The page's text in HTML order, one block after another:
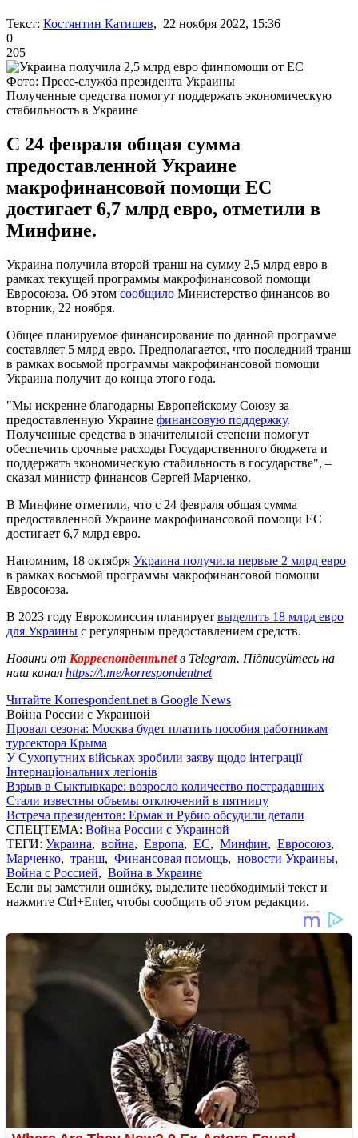
Текст: Костянтин Катишев, 22 ноября 2022, 15:36
0
205
Фото: Пресс-служба президента Украины
Полученные средства помогут поддержать экономическую
стабильность в Украине
С 24 февраля общая сумма
предоставленной Украине
макрофинансовой помощи ЕС
достигает 6,7 млрд евро, отметили в
Минфине.
Украина получила второй транш на сумму 2,5 млрд евро в
рамках текущей программы макрофинансовой помощи
Евросоюза. Об этом сообщило Министерство финансов во
вторник, 22 ноября.
Общее планируемое финансирование по данной программе
составляет 5 млрд евро. Предполагается, что последний транш
в рамках восьмой программы макрофинансовой помощи
Украина получит до конца этого года.
"Мы искренне благодарны Европейскому Союзу за
предоставленную Украине финансовую поддержку.
Полученные средства в значительной степени помогут
обеспечить срочные расходы Государственного бюджета и
поддержать экономическую стабильность в государстве", –
сказал министр финансов Сергей Марченко.
В Минфине отметили, что с 24 февраля общая сумма
предоставленной Украине макрофинансовой помощи ЕС
достигает 6,7 млрд евро.
Напомним, 18 октября Украина получила первые 2 млрд евро
в рамках восьмой программы макрофинансовой помощи
Евросоюза.
В 2023 году Еврокомиссия планирует выделить 18 млрд евро
для Украины с регулярным предоставлением средств.
Новини от Корреспондент.netв Telegram. Підписуйтесь на
наш канал https://t.me/korrespondentnet
Читайте Korrespondent.net в Google News
Война России с Украиной
Провал сезона: Москва будет платить пособия работникам
турсектора Крыма
У Сухопутних військах зробили заяву щодо інтеграції
Інтернаціональних легіонів
Взрыв в Сыктывкаре: возросло количество пострадавших
Стали известны объемы отключений в пятницу
Встреча президентов: Ермак и Рубио обсудили детали
СПЕЦТЕМА: Война России с Украиной
ТЕГИ: Украина, война, Европа, ЕС, Минфин, Евросоюз,
Марченко, транш, Финансовая помощь, новости Украины,
Война с Россией, Война в Украине
Если вы заметили ошибку, выделите необходимый текст и
нажмите Ctrl+Enter, чтобы сообщить об этом редакции.